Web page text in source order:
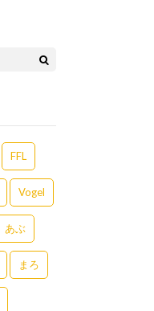
FFL
Vogel
あぶ
まろ